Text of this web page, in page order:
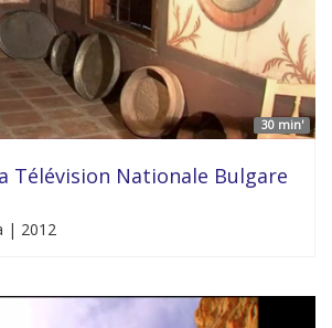
30 min'
Télévision Nationale Bulgare
| 2012